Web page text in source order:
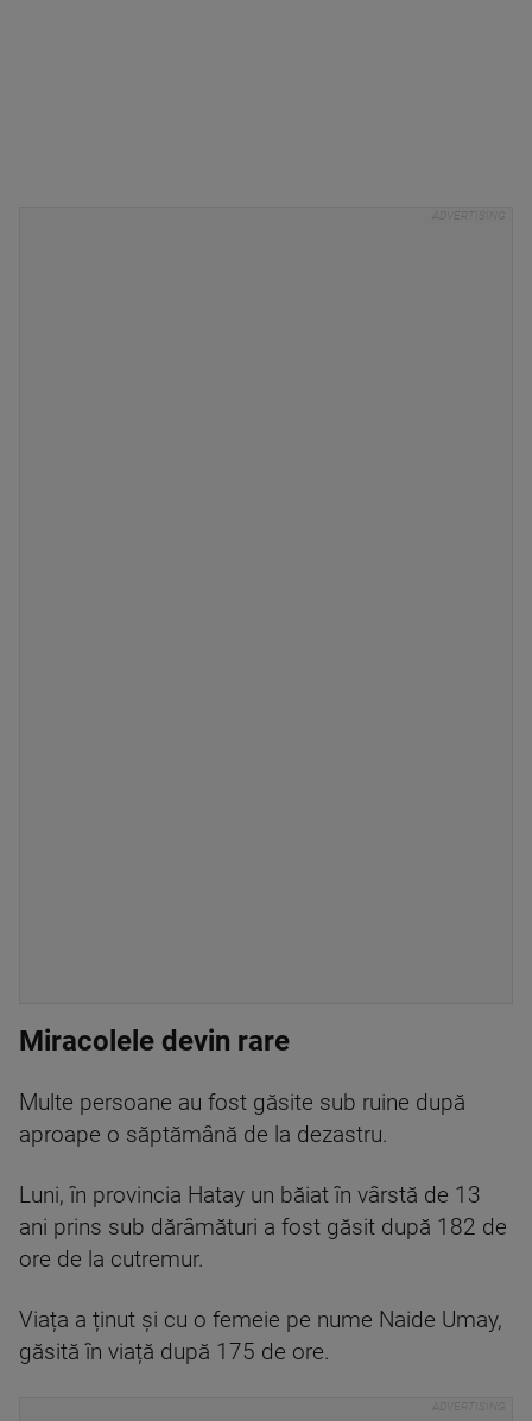
Miracolele devin rare
Multe persoane au fost găsite sub ruine după
aproape o săptămână de la dezastru.
Luni, în provincia Hatay un băiat în vârstă de 13
ani prins sub dărâmături a fost găsit după 182 de
ore de la cutremur.
Viața a ținut și cu o femeie pe nume Naide Umay,
găsită în viață după 175 de ore.